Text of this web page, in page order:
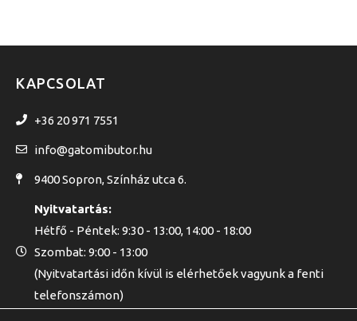
KAPCSOLAT
+36 20 971 7551
info@gatomibutor.hu
9400 Sopron, Színház utca 6.
Nyitvatartás:
Hétfő - Péntek: 9:30 - 13:00, 14:00 - 18:00
Szombat: 9:00 - 13:00
(Nyitvatartási időn kívül is elérhetőek vagyunk a fenti
telefonszámon)